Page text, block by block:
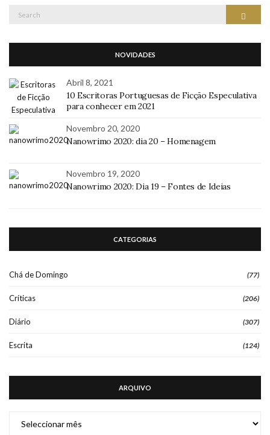
NOVIDADES
Abril 8, 2021
10 Escritoras Portuguesas de Ficção Especulativa
para conhecer em 2021
Novembro 20, 2020
Nanowrimo 2020: dia 20 – Homenagem
Novembro 19, 2020
Nanowrimo 2020: Dia 19 – Fontes de Ideias
CATEGORIAS
Chá de Domingo (77)
Críticas (206)
Diário (307)
Escrita (124)
ARQUIVO